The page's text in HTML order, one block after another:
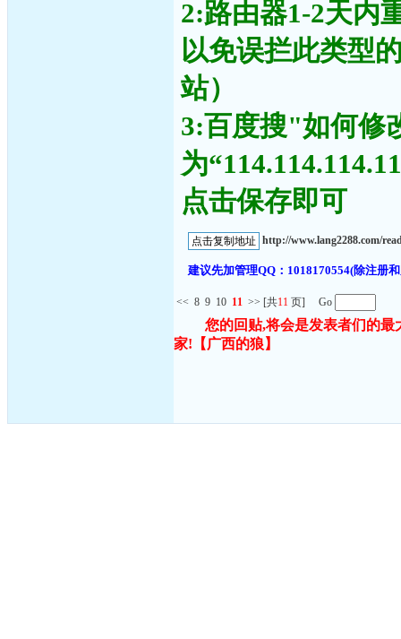
2:路由器1-2天内
以免误拦此类型
站）
3:百度搜"如何修
为
点击保存即可
http://www.lang2288.com/
建议先加管理QQ：1018170554(除注册
<< 8 9 10 11 >> [共11 页] Go
您的回贴,将会是发表者们的
家! 【广西的狼】